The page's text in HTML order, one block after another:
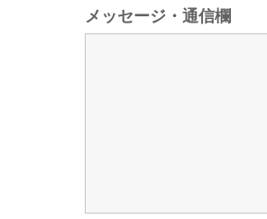
メッセージ・通信欄